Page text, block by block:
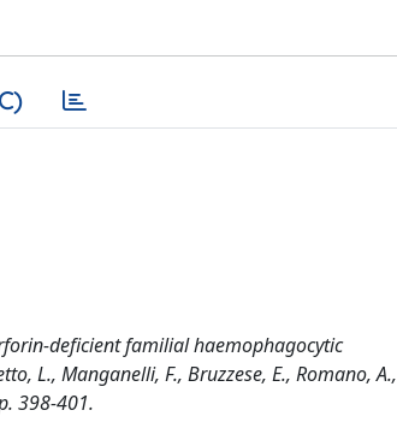
deficient familial haemophagocytic
L., Manganelli, F., Bruzzese, E., Romano, A.,
398-401.